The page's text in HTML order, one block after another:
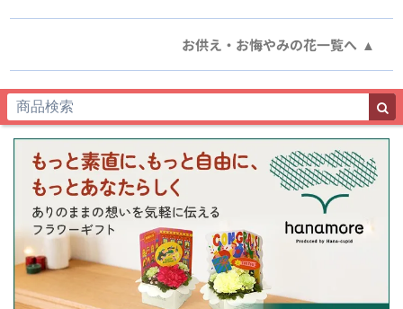
お供え・お悔やみの花一覧へ